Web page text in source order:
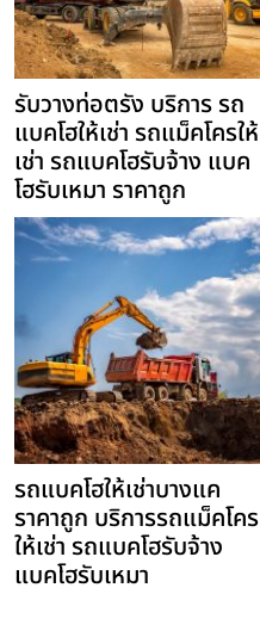
รับวางท่อตรัง บริการ รถ
แบคโฮให้เช่า รถแม็คโครให้
เช่า รถแบคโฮรับจ้าง แบค
โฮรับเหมา ราคาถูก
รถแบคโฮให้เช่าบางแค
ราคาถูก บริการรถแม็คโคร
ให้เช่า รถแบคโฮรับจ้าง
แบคโฮรับเหมา